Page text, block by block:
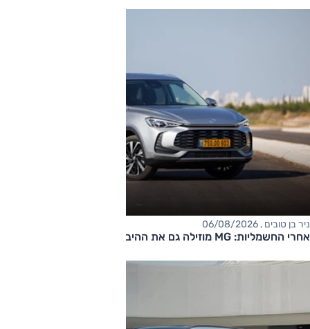
ניר בן טובים , 06/08/2026
אחרי החשמליות: MG מוזילה גם את ההיברידיות